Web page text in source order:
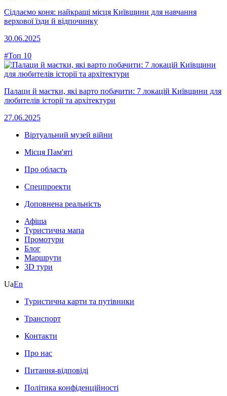
Сідлаємо коня: найкращі місця Київщини для навчання
верхової їзди й відпочинку
30.06.2025
#Топ 10
Палаци й маєтки, які варто побачити: 7 локацій Київщини для
любителів історії та архітектури
27.06.2025
Віртуальний музей війни
Місця Пам'яті
Про область
Спецпроекти
Доповнена реальність
Афіша
Туристична мапа
Промотури
Блог
Маршрути
3D тури
UaEn
Туристична карти та путівники
Транспорт
Контакти
Про нас
Питання-відповіді
Політика конфіденційності